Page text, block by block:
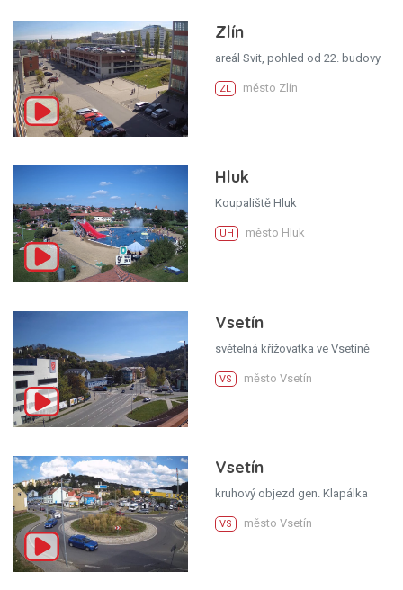
Zlín
areál Svit, pohled od 22. budovy
ZL město Zlín
Hluk
Koupaliště Hluk
UH město Hluk
Vsetín
světelná křižovatka ve Vsetíně
VS město Vsetín
Vsetín
kruhový objezd gen. Klapálka
VS město Vsetín